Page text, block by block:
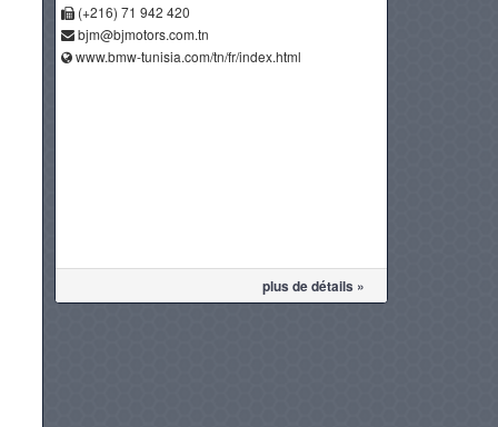
(+216) 71 942 420
bjm@bjmotors.com.tn
www.bmw-tunisia.com/tn/fr/index.html
plus de détails »